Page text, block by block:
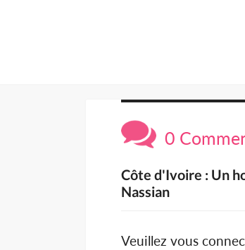
0
Côte d'Ivoire : Un
Nassian
Veuillez vous